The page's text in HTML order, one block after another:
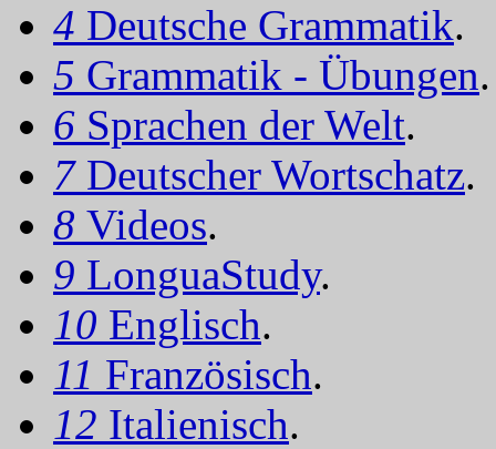
4 Deutsche Grammatik.
5 Grammatik - Übungen.
6 Sprachen der Welt.
7 Deutscher Wortschatz.
8 Videos.
9 LonguaStudy.
10 Englisch.
11 Französisch.
12 Italienisch.